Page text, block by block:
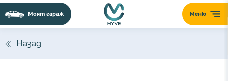
Меню
Моят гараж
Назад